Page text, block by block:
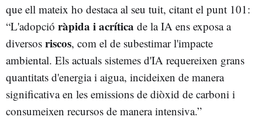
que ell mateix ho destaca al seu tuit, citant el punt 101:
“L'adopció ràpida i acrítica de la IA ens exposa a
diversos riscos, com el de subestimar l'impacte
ambiental. Els actuals sistemes d'IA requereixen grans
quantitats d'energia i aigua, incideixen de manera
significativa en les emissions de diòxid de carboni i
consumeixen recursos de manera intensiva.”